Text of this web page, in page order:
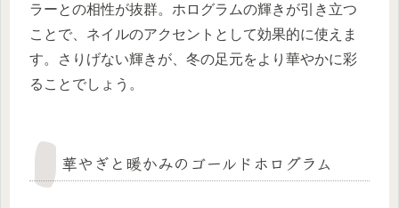
ラーとの相性が抜群。ホログラムの輝きが引き立つ
ことで、ネイルのアクセントとして効果的に使えま
す。さりげない輝きが、冬の足元をより華やかに彩
ることでしょう。
華やぎと暖かみのゴールドホログラム